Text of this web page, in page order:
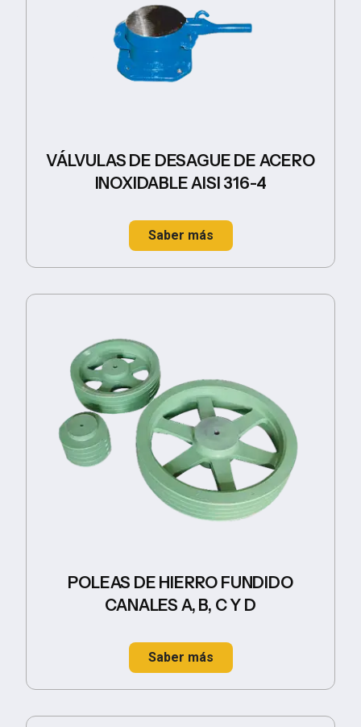
VÁLVULAS DE DESAGUE DE ACERO
INOXIDABLE AISI 316-4
Saber más
POLEAS DE HIERRO FUNDIDO
CANALES A, B, C Y D
Saber más